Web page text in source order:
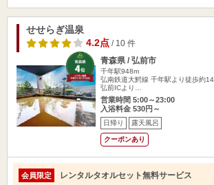
せせらぎ温泉
4.2点/ 10 件
青森県 / 弘前市
千年駅948m
弘南鉄道大鰐線 千年駅より徒歩約
弘前ICより…
営業時間 5:00～23:00
入浴料金 530円～
日帰り 露天風呂
クーポンあり
会員限定 レンタルタオルセット無料サービス